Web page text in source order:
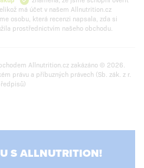
má účet v našem Allnutrition.cz
osobu, která recenzi napsala, zda si
prostřednictvím našeho obchodu.
Allnutrition.cz zakázáno © 2026.
právu a příbuzných právech (Sb. zák. z r.
S ALLNUTRITION!